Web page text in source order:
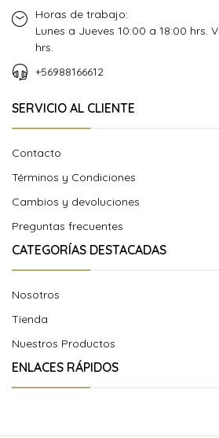
Horas de trabajo:
Lunes a Jueves 10:00 a 18:00 hrs.
hrs.
+56988166612
SERVICIO AL CLIENTE
Contacto
Términos y Condiciones
Cambios y devoluciones
Preguntas frecuentes
CATEGORÍAS DESTACADAS
Nosotros
Tienda
Nuestros Productos
ENLACES RÁPIDOS